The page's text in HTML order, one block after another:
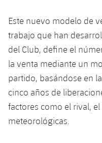
La Masia
Servicios Médicos
Accesibilidad
plusicon
más
Acreditaciones
Instalaciones
SUB8 A
SUB8 B
Jugadores
Fotos
Palmarés
Jugadores
Fotos
Cadete B
Infantil A
Infantil B
Calendario
Entradas
Resultados
Clasificaciones
Actualidad
Calendario
Resultados
Jugadores
Base
plusicon
más
Actualidad
Juvenil
Cadete
Campus Verano
PLUSICON
MÁS
Primer equipo
plusicon
más
Este nuevo modelo de
trabajo que han
del Club, define el
la venta mediante un
partido, basándose en
cinco años de
factores como el rival,
meteorológicas.